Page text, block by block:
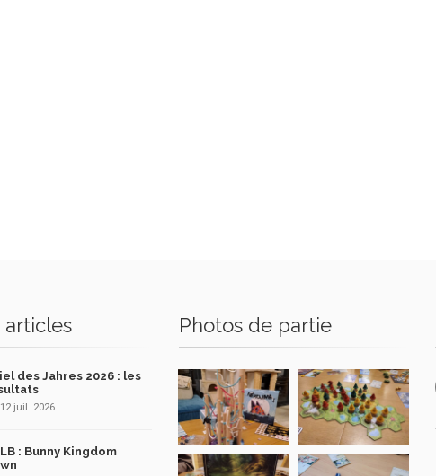
articles
des Jahres 2026 : les
12 juil. 2026
: Bunny Kingdom
Photos de partie